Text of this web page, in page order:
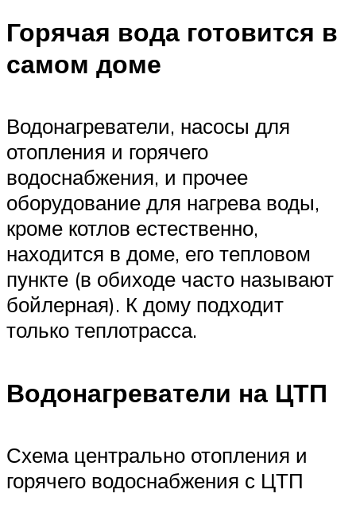
Горячая вода готовится в
самом доме
Водонагреватели, насосы для
отопления и горячего
водоснабжения, и прочее
оборудование для нагрева воды,
кроме котлов естественно,
находится в доме, его тепловом
пункте (в обиходе часто называют
бойлерная). К дому подходит
только теплотрасса.
Водонагреватели на ЦТП
Схема центрально отопления и
горячего водоснабжения с ЦТП